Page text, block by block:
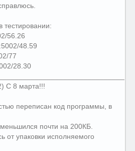
56.26
48.59
77
28.30
С 8 марта!!!
переписан код программы, в
почти на 200КБ.
от упаковки исполняемого